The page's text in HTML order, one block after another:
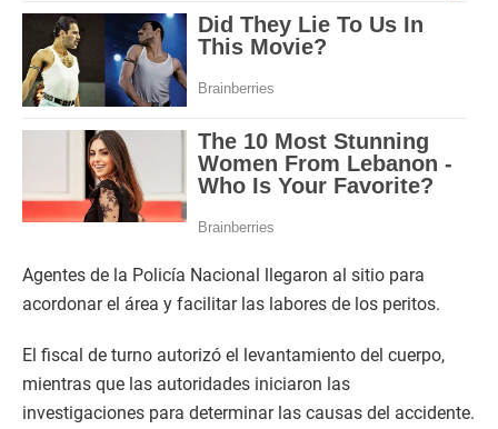
Agentes de la Policía Nacional llegaron al sitio para
acordonar el área y facilitar las labores de los peritos.
El fiscal de turno autorizó el levantamiento del cuerpo,
mientras que las autoridades iniciaron las
investigaciones para determinar las causas del accidente.